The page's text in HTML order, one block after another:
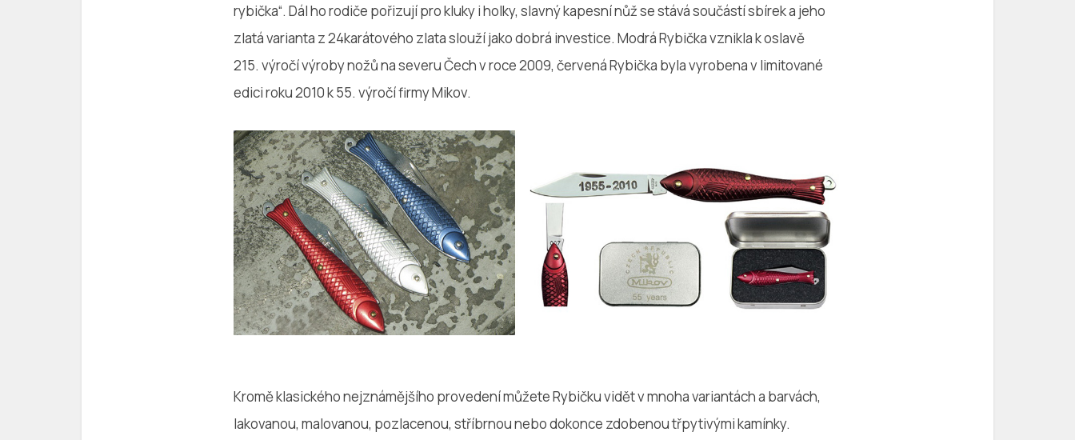
rybička“. Dál ho rodiče pořizují pro kluky i holky, slavný kapesní nůž se stává součástí sbírek a jeho
zlatá varianta z 24karátového zlata slouží jako dobrá investice. Modrá Rybička vznikla k oslavě
215. výročí výroby nožů na severu Čech v roce 2009, červená Rybička byla vyrobena v limitované
edici roku 2010 k 55. výročí firmy Mikov.
Kromě klasického nejznámějšího provedení můžete Rybičku vidět v mnoha variantách a barvách,
lakovanou, malovanou, pozlacenou, stříbrnou nebo dokonce zdobenou třpytivými kamínky.